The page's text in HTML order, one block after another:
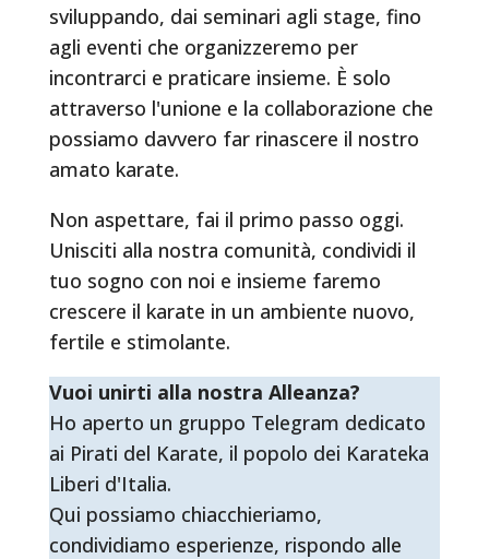
sviluppando, dai seminari agli stage, fino
agli eventi che organizzeremo per
incontrarci e praticare insieme. È solo
attraverso l'unione e la collaborazione che
possiamo davvero far rinascere il nostro
amato karate.
Non aspettare, fai il primo passo oggi.
Unisciti alla nostra comunità, condividi il
tuo sogno con noi e insieme faremo
crescere il karate in un ambiente nuovo,
fertile e stimolante.
Vuoi unirti alla nostra Alleanza?
Ho aperto un gruppo Telegram dedicato
ai Pirati del Karate, il popolo dei Karateka
Liberi d'Italia.
Qui possiamo chiacchieriamo,
condividiamo esperienze, rispondo alle